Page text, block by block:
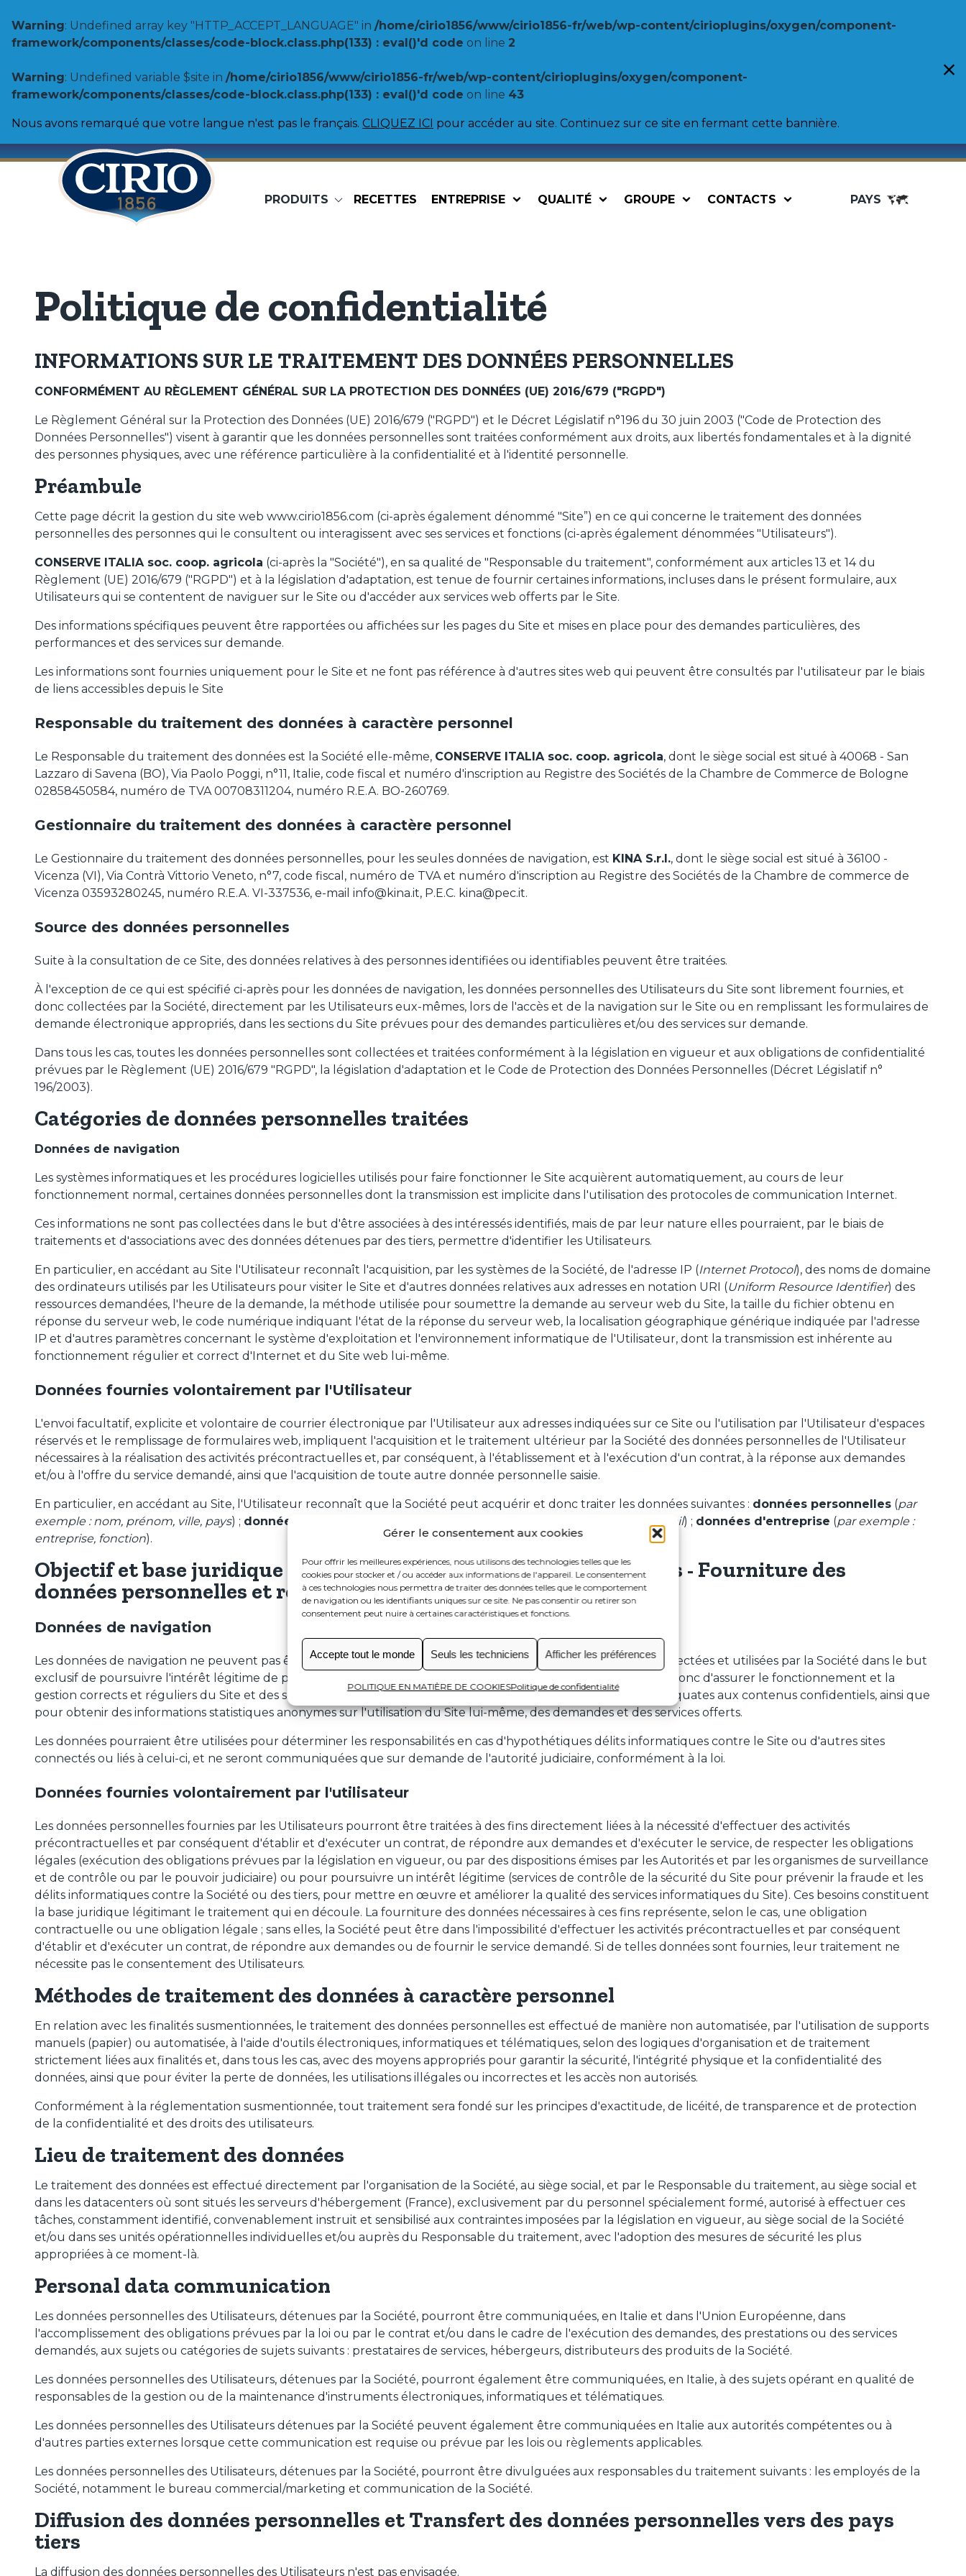
Gérer le consentement aux cookies
Pour offrir les meilleures expériences, nous utilisons des technologies telles que les
cookies pour stocker et / ou accéder aux informations de l'appareil. Le consentement
à ces technologies nous permettra de traiter des données telles que le comportement
de navigation ou les identifiants uniques sur ce site. Ne pas consentir ou retirer son
consentement peut nuire à certaines caractéristiques et fonctions.
Accepte tout le monde Seuls les techniciens Afficher les préférences
POLITIQUE EN MATIÈRE DE COOKIESPolitique de confidentialité
Warning: Undefined array key "HTTP_ACCEPT_LANGUAGE" in /home/cirio1856/www/cirio1856-fr/web/wp-content/cirioplugins/oxygen/component-
framework/components/classes/code-block.class.php(133) : eval()'d code on line 2
Warning: Undefined variable $site in /home/cirio1856/www/cirio1856-fr/web/wp-content/cirioplugins/oxygen/component-
framework/components/classes/code-block.class.php(133) : eval()'d code on line 43
Nous avons remarqué que votre langue n'est pas le français. CLIQUEZ ICI pour accéder au site. Continuez sur ce site en fermant cette bannière.
PRODUITS
Tomates
Tomates entières pelées
Double concentré de
Spécialités Légumineuses Professionnel
RECETTES ENTREPRISE QUALITÉ GROUPE CONTACTS PAYS
Politique de confidentialité
INFORMATIONS SUR LE TRAITEMENT DES DONNÉES PERSONNELLES
CONFORMÉMENT AU RÈGLEMENT GÉNÉRAL SUR LA PROTECTION DES DONNÉES (UE) 2016/679 ("RGPD")
Le Règlement Général sur la Protection des Données (UE) 2016/679 ("RGPD") et le Décret Législatif n°196 du 30 juin 2003 ("Code de Protection des
Données Personnelles") visent à garantir que les données personnelles sont traitées conformément aux droits, aux libertés fondamentales et à la dignité
des personnes physiques, avec une référence particulière à la confidentialité et à l'identité personnelle.
Préambule
Cette page décrit la gestion du site web www.cirio1856.com (ci-après également dénommé "Site”) en ce qui concerne le traitement des données
personnelles des personnes qui le consultent ou interagissent avec ses services et fonctions (ci-après également dénommées "Utilisateurs").
CONSERVE ITALIA soc. coop. agricola (ci-après la "Société"), en sa qualité de "Responsable du traitement", conformément aux articles 13 et 14 du
Règlement (UE) 2016/679 ("RGPD") et à la législation d'adaptation, est tenue de fournir certaines informations, incluses dans le présent formulaire, aux
Utilisateurs qui se contentent de naviguer sur le Site ou d'accéder aux services web offerts par le Site.
Des informations spécifiques peuvent être rapportées ou affichées sur les pages du Site et mises en place pour des demandes particulières, des
performances et des services sur demande.
Les informations sont fournies uniquement pour le Site et ne font pas référence à d'autres sites web qui peuvent être consultés par l'utilisateur par le biais
de liens accessibles depuis le Site
Responsable du traitement des données à caractère personnel
Le Responsable du traitement des données est la Société elle-même, CONSERVE ITALIA soc. coop. agricola, dont le siège social est situé à 40068 - San
Lazzaro di Savena (BO), Via Paolo Poggi, n°11, Italie, code fiscal et numéro d'inscription au Registre des Sociétés de la Chambre de Commerce de Bologne
02858450584, numéro de TVA 00708311204, numéro R.E.A. BO-260769.
Gestionnaire du traitement des données à caractère personnel
Le Gestionnaire du traitement des données personnelles, pour les seules données de navigation, est KINA S.r.l., dont le siège social est situé à 36100 -
Vicenza (VI), Via Contrà Vittorio Veneto, n°7, code fiscal, numéro de TVA et numéro d'inscription au Registre des Sociétés de la Chambre de commerce de
Vicenza 03593280245, numéro R.E.A. VI-337536, e-mail info@kina.it, P.E.C. kina@pec.it.
Source des données personnelles
Suite à la consultation de ce Site, des données relatives à des personnes identifiées ou identifiables peuvent être traitées.
À l'exception de ce qui est spécifié ci-après pour les données de navigation, les données personnelles des Utilisateurs du Site sont librement fournies, et
donc collectées par la Société, directement par les Utilisateurs eux-mêmes, lors de l'accès et de la navigation sur le Site ou en remplissant les formulaires de
demande électronique appropriés, dans les sections du Site prévues pour des demandes particulières et/ou des services sur demande.
Dans tous les cas, toutes les données personnelles sont collectées et traitées conformément à la législation en vigueur et aux obligations de confidentialité
prévues par le Règlement (UE) 2016/679 "RGPD", la législation d'adaptation et le Code de Protection des Données Personnelles (Décret Législatif n°
196/2003).
Catégories de données personnelles traitées
Données de navigation
Les systèmes informatiques et les procédures logicielles utilisés pour faire fonctionner le Site acquièrent automatiquement, au cours de leur
fonctionnement normal, certaines données personnelles dont la transmission est implicite dans l'utilisation des protocoles de communication Internet.
Ces informations ne sont pas collectées dans le but d'être associées à des intéressés identifiés, mais de par leur nature elles pourraient, par le biais de
traitements et d'associations avec des données détenues par des tiers, permettre d'identifier les Utilisateurs.
En particulier, en accédant au Site l'Utilisateur reconnaît l'acquisition, par les systèmes de la Société, de l'adresse IP (Internet Protocol), des noms de domaine
des ordinateurs utilisés par les Utilisateurs pour visiter le Site et d'autres données relatives aux adresses en notation URI (Uniform Resource Identifier) des
ressources demandées, l'heure de la demande, la méthode utilisée pour soumettre la demande au serveur web du Site, la taille du fichier obtenu en
réponse du serveur web, le code numérique indiquant l'état de la réponse du serveur web, la localisation géographique générique indiquée par l'adresse
IP et d'autres paramètres concernant le système d'exploitation et l'environnement informatique de l'Utilisateur, dont la transmission est inhérente au
fonctionnement régulier et correct d'Internet et du Site web lui-même.
Données fournies volontairement par l'Utilisateur
L'envoi facultatif, explicite et volontaire de courrier électronique par l'Utilisateur aux adresses indiquées sur ce Site ou l'utilisation par l'Utilisateur d'espaces
réservés et le remplissage de formulaires web, impliquent l'acquisition et le traitement ultérieur par la Société des données personnelles de l'Utilisateur
nécessaires à la réalisation des activités précontractuelles et, par conséquent, à l'établissement et à l'exécution d'un contrat, à la réponse aux demandes
et/ou à l'offre du service demandé, ainsi que l'acquisition de toute autre donnée personnelle saisie.
En particulier, en accédant au Site, l'Utilisateur reconnaît que la Société peut acquérir et donc traiter les données suivantes : données personnelles (par
exemple : nom, prénom, ville, pays) ; données de contact par exemple : numéros de téléphone, adresses e-mail) ; données d'entreprise (par exemple :
entreprise, fonction).
Objectif et base juridique du traitement des données personnelles - Fourniture des
données personnelles et refus de les fournir
Données de navigation
Les données de navigation ne peuvent pas être immédiatement liées à des données personnelles, mais sont collectées et utilisées par la Société dans le but
exclusif de poursuivre l'intérêt légitime de permettre à l'Utilisateur de jouir des contenus publiés sur le Site et donc d'assurer le fonctionnement et la
gestion corrects et réguliers du Site et des services offerts et de protéger ou garantir des politiques d'accès adéquates aux contenus confidentiels, ainsi que
pour obtenir des informations statistiques anonymes sur l'utilisation du Site lui-même, des demandes et des services offerts.
Les données pourraient être utilisées pour déterminer les responsabilités en cas d'hypothétiques délits informatiques contre le Site ou d'autres sites
connectés ou liés à celui-ci, et ne seront communiquées que sur demande de l'autorité judiciaire, conformément à la loi.
Données fournies volontairement par l'utilisateur
Les données personnelles fournies par les Utilisateurs pourront être traitées à des fins directement liées à la nécessité d'effectuer des activités
précontractuelles et par conséquent d'établir et d'exécuter un contrat, de répondre aux demandes et d'exécuter le service, de respecter les obligations
légales (exécution des obligations prévues par la législation en vigueur, ou par des dispositions émises par les Autorités et par les organismes de surveillance
et de contrôle ou par le pouvoir judiciaire) ou pour poursuivre un intérêt légitime (services de contrôle de la sécurité du Site pour prévenir la fraude et les
délits informatiques contre la Société ou des tiers, pour mettre en œuvre et améliorer la qualité des services informatiques du Site). Ces besoins constituent
la base juridique légitimant le traitement qui en découle. La fourniture des données nécessaires à ces fins représente, selon le cas, une obligation
contractuelle ou une obligation légale ; sans elles, la Société peut être dans l'impossibilité d'effectuer les activités précontractuelles et par conséquent
d'établir et d'exécuter un contrat, de répondre aux demandes ou de fournir le service demandé. Si de telles données sont fournies, leur traitement ne
nécessite pas le consentement des Utilisateurs.
Méthodes de traitement des données à caractère personnel
En relation avec les finalités susmentionnées, le traitement des données personnelles est effectué de manière non automatisée, par l'utilisation de supports
manuels (papier) ou automatisée, à l'aide d'outils électroniques, informatiques et télématiques, selon des logiques d'organisation et de traitement
strictement liées aux finalités et, dans tous les cas, avec des moyens appropriés pour garantir la sécurité, l'intégrité physique et la confidentialité des
données, ainsi que pour éviter la perte de données, les utilisations illégales ou incorrectes et les accès non autorisés.
Conformément à la réglementation susmentionnée, tout traitement sera fondé sur les principes d'exactitude, de licéité, de transparence et de protection
de la confidentialité et des droits des utilisateurs.
Lieu de traitement des données
Le traitement des données est effectué directement par l'organisation de la Société, au siège social, et par le Responsable du traitement, au siège social et
dans les datacenters où sont situés les serveurs d'hébergement (France), exclusivement par du personnel spécialement formé, autorisé à effectuer ces
tâches, constamment identifié, convenablement instruit et sensibilisé aux contraintes imposées par la législation en vigueur, au siège social de la Société
et/ou dans ses unités opérationnelles individuelles et/ou auprès du Responsable du traitement, avec l'adoption des mesures de sécurité les plus
appropriées à ce moment-là.
Personal data communication
Les données personnelles des Utilisateurs, détenues par la Société, pourront être communiquées, en Italie et dans l'Union Européenne, dans
l'accomplissement des obligations prévues par la loi ou par le contrat et/ou dans le cadre de l'exécution des demandes, des prestations ou des services
demandés, aux sujets ou catégories de sujets suivants : prestataires de services, hébergeurs, distributeurs des produits de la Société.
Les données personnelles des Utilisateurs, détenues par la Société, pourront également être communiquées, en Italie, à des sujets opérant en qualité de
responsables de la gestion ou de la maintenance d'instruments électroniques, informatiques et télématiques.
Les données personnelles des Utilisateurs détenues par la Société peuvent également être communiquées en Italie aux autorités compétentes ou à
d'autres parties externes lorsque cette communication est requise ou prévue par les lois ou règlements applicables.
Les données personnelles des Utilisateurs, détenues par la Société, pourront être divulguées aux responsables du traitement suivants : les employés de la
Société, notamment le bureau commercial/marketing et communication de la Société.
Diffusion des données personnelles et Transfert des données personnelles vers des pays
tiers
La diffusion des données personnelles des Utilisateurs n'est pas envisagée.